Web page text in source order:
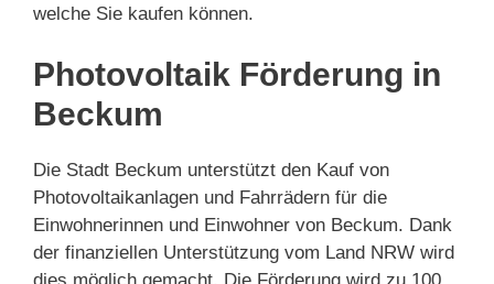
welche Sie kaufen können.
Photovoltaik Förderung in
Beckum
Die Stadt Beckum unterstützt den Kauf von
Photovoltaikanlagen und Fahrrädern für die
Einwohnerinnen und Einwohner von Beckum. Dank
der finanziellen Unterstützung vom Land NRW wird